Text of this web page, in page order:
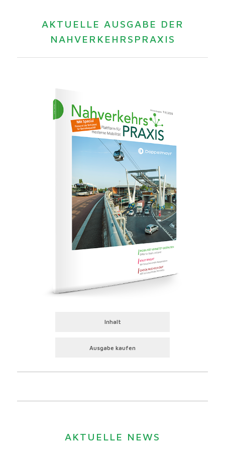
AKTUELLE AUSGABE DER
NAHVERKEHRSPRAXIS
Inhalt
Ausgabe kaufen
AKTUELLE NEWS